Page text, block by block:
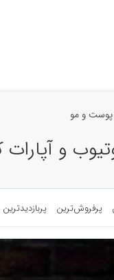
پوست و مو
و
پرفروش‌ترین پربازدیدترین